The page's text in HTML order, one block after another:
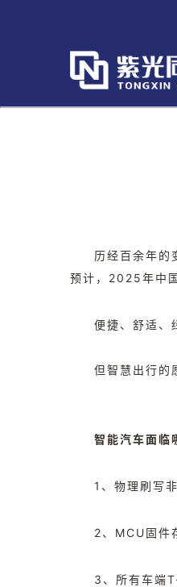
历经百余年的
预计，2025 年中
便捷、舒适、
但智慧出行的
智能汽车面临
1、物理刷写
2、MCU固件
3、所有车端